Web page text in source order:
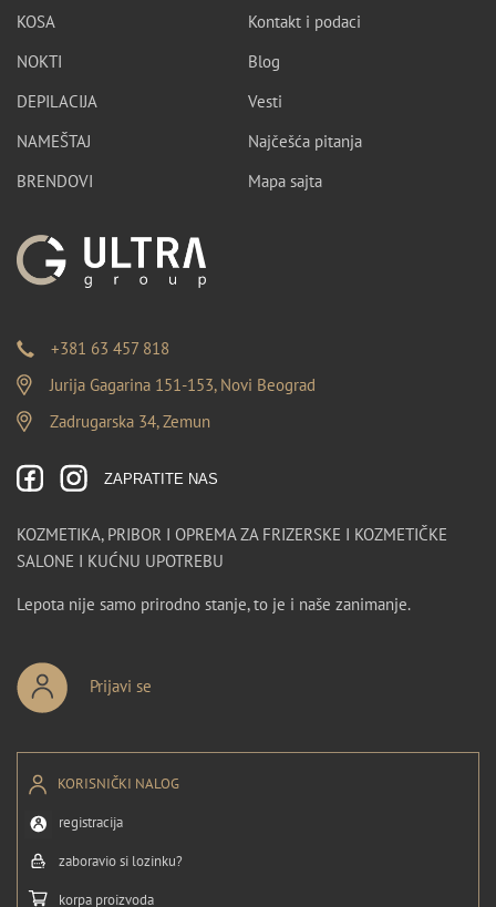
KOSA
NOKTI
DEPILACIJA
NAMEŠTAJ
BRENDOVI
Kontakt i podaci
Blog
Vesti
Najčešća pitanja
Mapa sajta
+381 63 457 818
Jurija Gagarina 151-153, Novi Beograd
Zadrugarska 34, Zemun
ZAPRATITE NAS
KOZMETIKA, PRIBOR I OPREMA ZA FRIZERSKE I KOZMETIČKE
SALONE I KUĆNU UPOTREBU
Lepota nije samo prirodno stanje, to je i naše zanimanje.
Prijavi se
KORISNIČKI NALOG
registracija
zaboravio si lozinku?
korpa proizvoda